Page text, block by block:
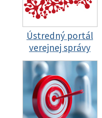
Ústredný portál
verejnej správy